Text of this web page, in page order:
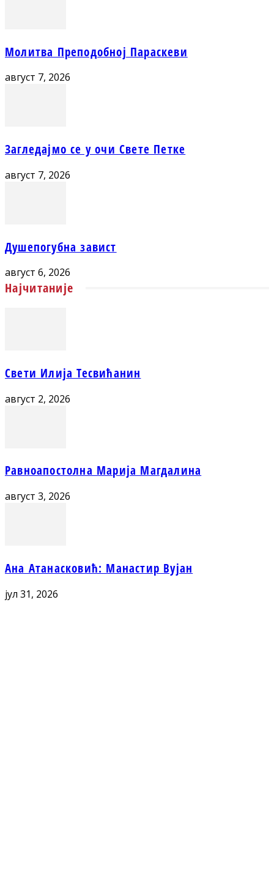
Молитва Преподобној Параскеви
август 7, 2026
Загледајмо се у очи Свете Петке
август 7, 2026
Душепогубна завист
август 6, 2026
Најчитаније
Свети Илија Тесвићанин
август 2, 2026
Равноапостолна Марија Магдалина
август 3, 2026
Ана Атанасковић: Манастир Вујан
јул 31, 2026